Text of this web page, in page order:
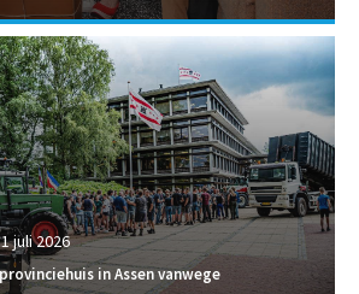
1 juli 2026
in Assen vanwege